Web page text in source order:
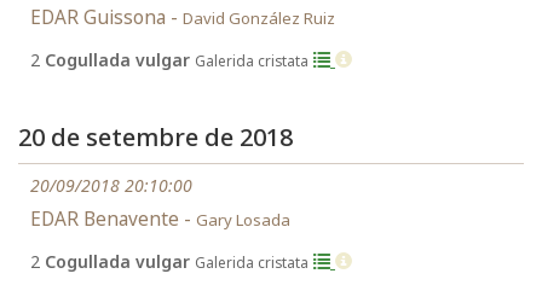
EDAR Guissona - David González Ruiz
2 Cogullada vulgar Galerida cristata
20 de setembre de 2018
20/09/2018 20:10:00
EDAR Benavente - Gary Losada
2 Cogullada vulgar Galerida cristata